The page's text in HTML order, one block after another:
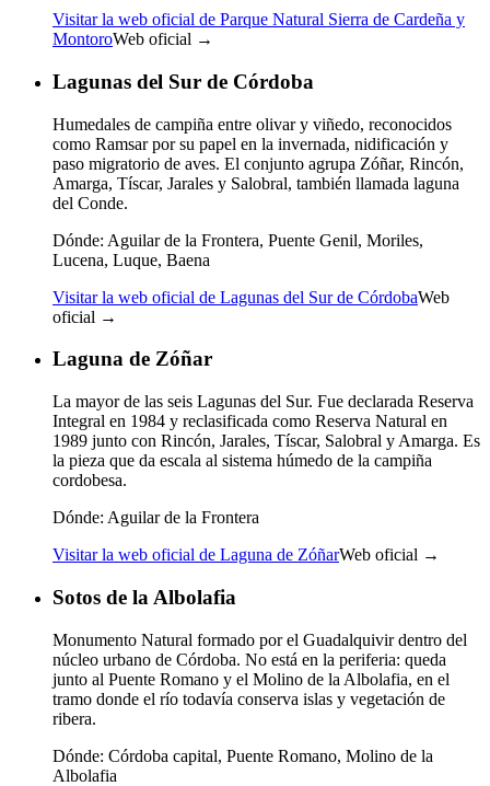
Visitar la web oficial de Parque Natural Sierra de Cardeña y
MontoroWeb oficial →
Lagunas del Sur de Córdoba
Humedales de campiña entre olivar y viñedo, reconocidos
como Ramsar por su papel en la invernada, nidificación y
paso migratorio de aves. El conjunto agrupa Zóñar, Rincón,
Amarga, Tíscar, Jarales y Salobral, también llamada laguna
del Conde.
Dónde: Aguilar de la Frontera, Puente Genil, Moriles,
Lucena, Luque, Baena
Visitar la web oficial de Lagunas del Sur de CórdobaWeb
oficial →
Laguna de Zóñar
La mayor de las seis Lagunas del Sur. Fue declarada Reserva
Integral en 1984 y reclasificada como Reserva Natural en
1989 junto con Rincón, Jarales, Tíscar, Salobral y Amarga. Es
la pieza que da escala al sistema húmedo de la campiña
cordobesa.
Dónde: Aguilar de la Frontera
Visitar la web oficial de Laguna de ZóñarWeb oficial →
Sotos de la Albolafia
Monumento Natural formado por el Guadalquivir dentro del
núcleo urbano de Córdoba. No está en la periferia: queda
junto al Puente Romano y el Molino de la Albolafia, en el
tramo donde el río todavía conserva islas y vegetación de
ribera.
Dónde: Córdoba capital, Puente Romano, Molino de la
Albolafia